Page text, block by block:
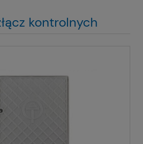
kontrolnych